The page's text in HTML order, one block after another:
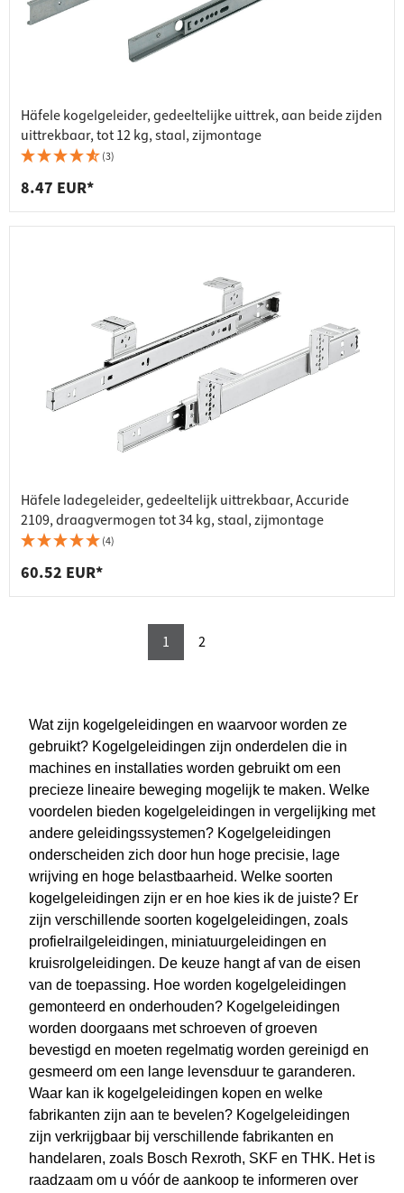
Häfele kogelgeleider, gedeeltelijke uittrek, aan beide zijden
uittrekbaar, tot 12 kg, staal, zijmontage
(3)
8.47 EUR*
Häfele ladegeleider, gedeeltelijk uittrekbaar, Accuride
2109, draagvermogen tot 34 kg, staal, zijmontage
(4)
60.52 EUR*
1 2
Wat zijn kogelgeleidingen en waarvoor worden ze
gebruikt? Kogelgeleidingen zijn onderdelen die in
machines en installaties worden gebruikt om een
precieze lineaire beweging mogelijk te maken. Welke
voordelen bieden kogelgeleidingen in vergelijking met
andere geleidingssystemen? Kogelgeleidingen
onderscheiden zich door hun hoge precisie, lage
wrijving en hoge belastbaarheid. Welke soorten
kogelgeleidingen zijn er en hoe kies ik de juiste? Er
zijn verschillende soorten kogelgeleidingen, zoals
profielrailgeleidingen, miniatuurgeleidingen en
kruisrolgeleidingen. De keuze hangt af van de eisen
van de toepassing. Hoe worden kogelgeleidingen
gemonteerd en onderhouden? Kogelgeleidingen
worden doorgaans met schroeven of groeven
bevestigd en moeten regelmatig worden gereinigd en
gesmeerd om een lange levensduur te garanderen.
Waar kan ik kogelgeleidingen kopen en welke
fabrikanten zijn aan te bevelen? Kogelgeleidingen
zijn verkrijgbaar bij verschillende fabrikanten en
handelaren, zoals Bosch Rexroth, SKF en THK. Het is
raadzaam om u vóór de aankoop te informeren over